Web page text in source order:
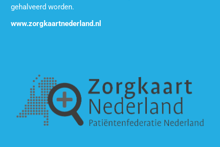
gehalveerd worden.
www.zorgkaartnederland.nl